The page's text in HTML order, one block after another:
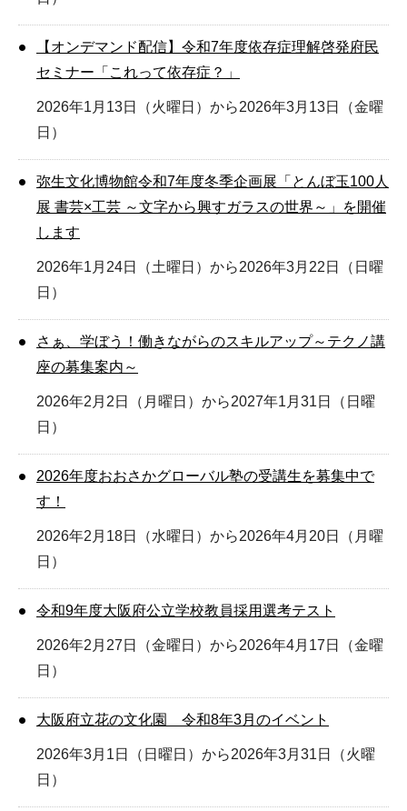
【オンデマンド配信】令和7年度依存症理解啓発府民
セミナー「これって依存症？」
2026年1月13日（火曜日）から2026年3月13日（金曜
日）
弥生文化博物館令和7年度冬季企画展「とんぼ玉100人
展 書芸×工芸 ～文字から興すガラスの世界～」を開催
します
2026年1月24日（土曜日）から2026年3月22日（日曜
日）
さぁ、学ぼう！働きながらのスキルアップ～テクノ講
座の募集案内～
2026年2月2日（月曜日）から2027年1月31日（日曜
日）
2026年度おおさかグローバル塾の受講生を募集中で
す！
2026年2月18日（水曜日）から2026年4月20日（月曜
日）
令和9年度大阪府公立学校教員採用選考テスト
2026年2月27日（金曜日）から2026年4月17日（金曜
日）
大阪府立花の文化園 令和8年3月のイベント
2026年3月1日（日曜日）から2026年3月31日（火曜
日）